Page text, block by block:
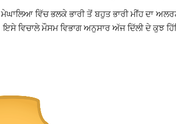
ਵਿੱਚ ਭਲਕੇ ਭਾਰੀ ਤੋਂ ਬਹੁਤ ਭਾਰੀ ਮੀਂਹ ਦਾ
ਇਸੇ ਵਿਚਾਲੇ ਮੌਸਮ ਵਿਭਾਗ ਅਨੁਸਾਰ ਅੱਜ ਦਿੱਲੀ ਦੇ ਕੁਝ